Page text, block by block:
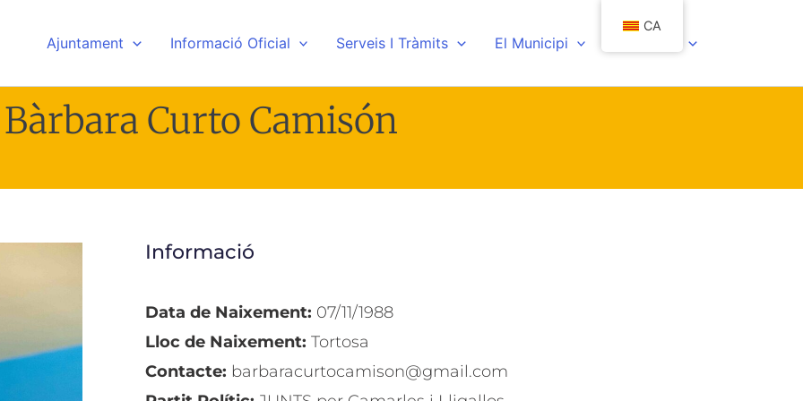
Ajuntament Informació Oficial Serveis I Tràmits El Municipi
Bàrbara Curto Camisón
Informació
Data de Naixement: 07/11/1988
Lloc de Naixement: Tortosa
Contacte: barbaracurtocamison@gmail.com
CA